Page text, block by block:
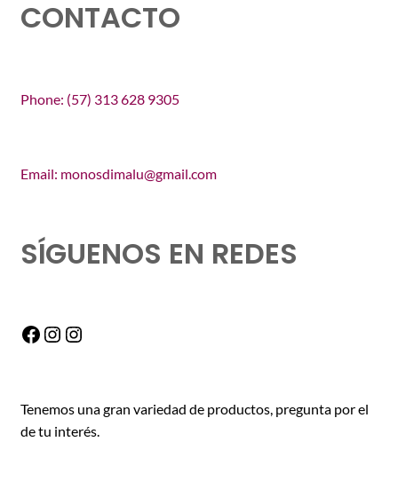
CONTACTO
Phone: (57) 313 628 9305
Email: monosdimalu@gmail.com
SÍGUENOS EN REDES
Facebook
Instagram
Instagram
Tenemos una gran variedad de productos, pregunta por el
de tu interés.